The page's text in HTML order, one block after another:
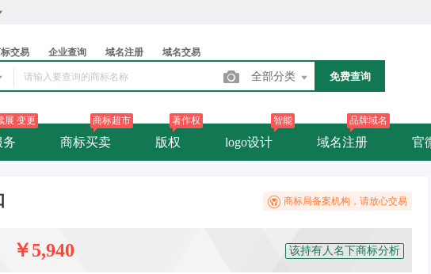
交易 企业查询 域名注册 域名交易
全部分类 免费查询
务
展 变更
商标买卖
商标超市
版权
著作权
logo设计
智能
域名注册
品牌域名
官
商标局备案机构，请放心交易
￥5,940 该持有人名下商标分析